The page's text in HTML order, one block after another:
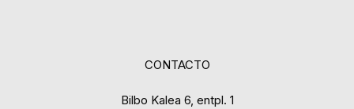
CONTACTO
Bilbo Kalea 6, entpl. 1